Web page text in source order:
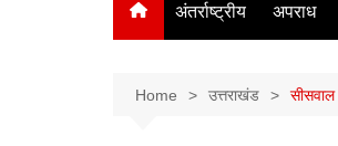
अंतर्राष्ट्रीय अपराध
Home उत्तराखंड सीसवाल